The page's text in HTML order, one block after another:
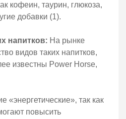
кофеин, таурин, глюкоза,
добавки (1).
напитков: На рынке
видов таких напитков,
известны Power Horse,
«энергетические», так как
повысить